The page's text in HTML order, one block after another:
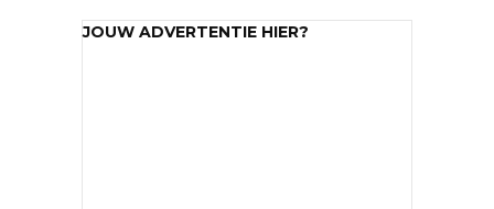
JOUW ADVERTENTIE HIER?